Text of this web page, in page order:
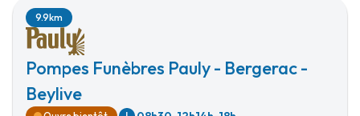
Pompes Funèbres Pauly - Bergerac -
Beylive
9.9km